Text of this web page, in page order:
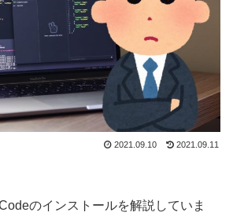
2021.09.11
2021.09.10
のインストールを解説していま